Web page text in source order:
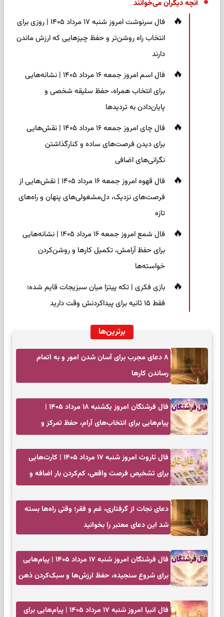
آنچه دیگران می‌خوانند
فال سرنوشت امروز شنبه ۱۷ مرداد ۱۴۰۵ | روزی برای
انتخاب راه روشن‌تر و حفظ چیزهایی که ارزش ماندن
دارند
فال اسم امروز جمعه ۱۶ مرداد ۱۴۰۵ | نشانه‌هایی
برای انتخاب همراه، حفظ سلیقه شخصی و
پایان‌دادن به تردیدها
فال چای امروز جمعه ۱۶ مرداد ۱۴۰۵ | نقش‌هایی
برای دیدن فرصت‌های ساده و کنارگذاشتن
نگرانی‌های اضافی
فال قهوه امروز جمعه ۱۶ مرداد ۱۴۰۵ | نقش‌هایی از
فرصت‌های نزدیک، دل‌مشغولی‌های پنهان و راه‌های
تازه
فال شمع امروز جمعه ۱۶ مرداد ۱۴۰۵ | نشانه‌هایی
برای حفظ آرامش، تکمیل کارها و روشن‌کردن
خواسته‌ها
بازی فکری | تکه پیتزا میان سبزیجات قایم شده؛
فقط ۱۵ ثانیه برای پیداکردنش وقت دارید
برترین‌ها
۸ دعای مجرب برای آسان شدن امور و به اتمام
رساندن کار‌ها
فال فرشتگان امروز یکشنبه ۱۸ مرداد ۱۴۰۵ |
پیام‌هایی برای انتخاب‌های آرام، حفظ تمرکز و
فال تاروت امروز شنبه ۱۷ مرداد ۱۴۰۵ | کارت‌هایی
برای تشخیص فرصت واقعی، کم‌کردن بار اضافه و
دعای نجات از گرفتاری، غم و فقر؛ وقتی راه‌ها بسته
شد این دعای معتبر را بخوانید
فال فرشتگان امروز شنبه ۱۷ مرداد ۱۴۰۵ | پیام‌هایی
برای شروع سنجیده، حفظ ارزش‌ها و سبک‌کردن ذهن
فال انبیا امروز شنبه ۱۷ مرداد ۱۴۰۵ | پیام‌هایی برای